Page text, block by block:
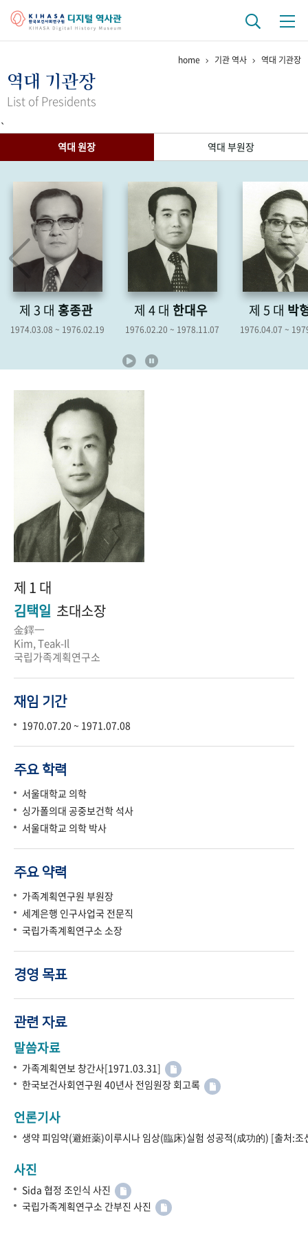
걸어온 길 기관 변천사
연구 역사
정책과 연구 키워드로 보는 연구 역사
연구자들
기록물 아카이브
사진 아카이브 문서 기록물 행정박물 영상 기록물
50+1주년 기념
성과 50선 숫자로 보는 50년 50 +1주년 광장
세계와 함께 한 KIHASA
home 기관 역사 역대 기관장
역대 기관장
List of Presidents
`
역대 원장
역대 부원장
홍종관
~ 1976.02.19
제 4 대 한대우
1976.02.20 ~ 1978.11.07
제 5 대 박형종
1976.04.07 ~ 1979.04.06
제 1 대
김택일 초대소장
金鐸一
Kim, Teak-Il
국립가족계획연구소
재임 기간
1970.07.20 ~ 1971.07.08
주요 학력
서울대학교 의학
싱가폴의대 공중보건학 석사
서울대학교 의학 박사
주요 약력
가족계획연구원 부원장
세계은행 인구사업국 전문직
국립가족계획연구소 소장
경영 목표
관련 자료
말씀자료
가족계획연보 창간사[1971.03.31]
한국보건사회연구원 40년사 전임원장 회고록
언론기사
생약 피임약(避姙薬)이루시나 임상(臨床)실험 성공적(成功的) [출처:
사진
Sida 협정 조인식 사진
국립가족계획연구소 간부진 사진